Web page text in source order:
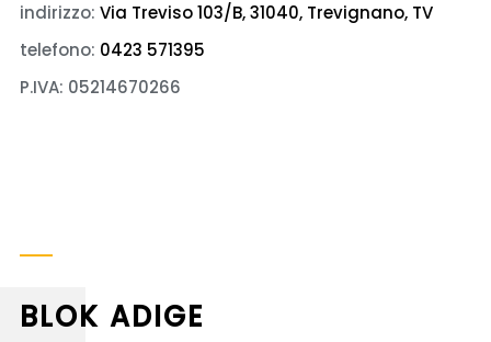
indirizzo: Via Treviso 103/B, 31040, Trevignano, TV
telefono: 0423 571395
P.IVA: 05214670266
BLOK ADIGE